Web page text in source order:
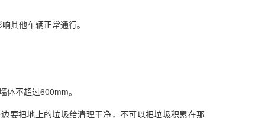
其他车辆正常通行。
不超过600mm。
要把地上的垃圾给清理干净，不可以把垃圾积累在那